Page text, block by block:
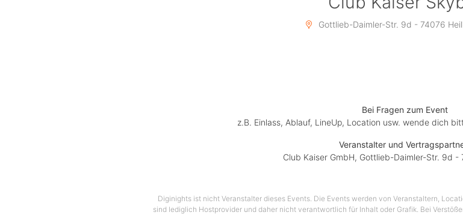
Alper Joe
+https://www.facebook.com/
✆ 07131 1376175
info@clubkaiser.de
Club Kaiser Skybar
Gottlieb-Daimler-Straße
Gottlieb-Daimler-Str. 9d - 74076
Bei Fragen zum Event
z.B. Einlass, Ablauf, LineUp, Location usw. wende dich
Veranstalter und
Club Kaiser GmbH, Gottlieb-Daimler-Str. 9d -
Diginights ist nicht Veranstalter dieses Events. Die Events werden von Veranstaltern,
sind lediglich Hostprovider und daher nicht verantwortlich für Inhalt oder Grafik. Bei